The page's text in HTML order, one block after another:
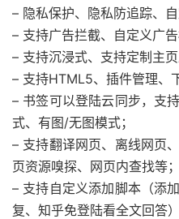
– 隐私保护、隐私防追踪、自
– 支持广告拦截、自定义广
– 支持沉浸式、支持定制主
– 支持HTML5、插件管理、
– 书签可以登陆云同步，支
式、有图/无图模式；
– 支持翻译网页、离线网页
页资源嗅探、网页内查找等；
– 支持自定义添加脚本（添
复、知乎免登陆看全文回答）